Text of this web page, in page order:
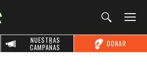
DONAR
NUESTRAS
CAMPAÑAS